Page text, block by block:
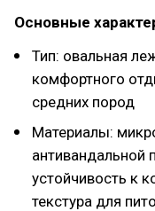
Основные
Тип: овальная
комфортного
средних пород
Материалы:
антивандальной
устойчивость к
текстура для